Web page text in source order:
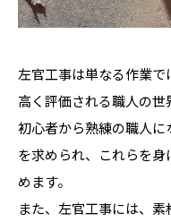
左官工事は単なる作業
高く評価される職人の世
初心者から熟練の職人に
を求められ、これらを
めます。
また、左官工事には、